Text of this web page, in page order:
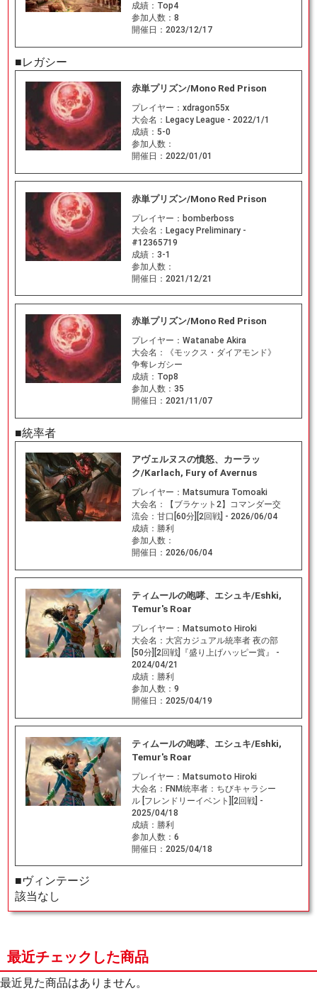
成績： Top4
参加人数： 8
開催日： 2023/12/17
■レガシー
赤単プリズン/Mono Red Prison
プレイヤー： xdragon55x
大会名： Legacy League - 2022/1/1
成績： 5-0
参加人数：
開催日： 2022/01/01
赤単プリズン/Mono Red Prison
プレイヤー： bomberboss
大会名： Legacy Preliminary -
#12365719
成績： 3-1
参加人数：
開催日： 2021/12/21
赤単プリズン/Mono Red Prison
プレイヤー： Watanabe Akira
大会名：
《モックス・ダイアモンド》
争奪レガシー
成績： Top8
参加人数： 35
開催日： 2021/11/07
■統率者
アヴェルヌスの憤怒、カーラッ
ク/Karlach, Fury of Avernus
プレイヤー： Matsumura Tomoaki
大会名：
【ブラケット2】コマンダー交
流会：甘口[60分][2回戦] - 2026/06/04
成績： 勝利
参加人数：
開催日： 2026/06/04
ティムールの咆哮、エシュキ/Eshki,
Temur's Roar
プレイヤー： Matsumoto Hiroki
大会名： 大宮カジュアル統率者 夜の部
[50分][2回戦]『盛り上げハッピー賞』 -
2024/04/21
成績： 勝利
参加人数： 9
開催日： 2025/04/19
ティムールの咆哮、エシュキ/Eshki,
Temur's Roar
プレイヤー： Matsumoto Hiroki
大会名： FNM統率者：ちびキャラシー
ル [フレンドリーイベント][2回戦] -
2025/04/18
成績： 勝利
参加人数： 6
開催日： 2025/04/18
■ヴィンテージ
該当なし
最近チェックした商品
最近見た商品はありません。